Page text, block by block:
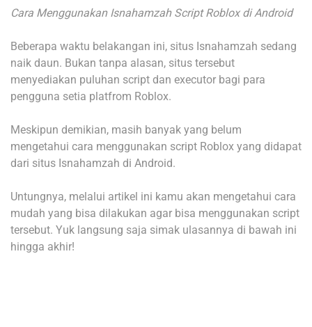
Cara Menggunakan Isnahamzah Script Roblox di Android
Beberapa waktu belakangan ini, situs Isnahamzah sedang
naik daun. Bukan tanpa alasan, situs tersebut
menyediakan puluhan script dan executor bagi para
pengguna setia platfrom Roblox.
Meskipun demikian, masih banyak yang belum
mengetahui cara menggunakan script Roblox yang didapat
dari situs Isnahamzah di Android.
Untungnya, melalui artikel ini kamu akan mengetahui cara
mudah yang bisa dilakukan agar bisa menggunakan script
tersebut. Yuk langsung saja simak ulasannya di bawah ini
hingga akhir!